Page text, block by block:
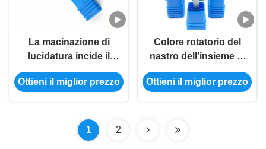
La macinazione di
lucidatura incide il
tempo di impiego lungo
dello stinco della
Ottieni il miglior prezzo
Colore rotatorio del
nastro dell'insieme di
archivio del carburo
solido per il laboratorio
Ottieni il miglior prezzo
1 2